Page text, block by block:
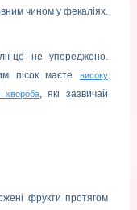
чином у фекаліях.
це не упереджено.
пісок маєте високу
хвороба, які зазвичай
фрукти протягом